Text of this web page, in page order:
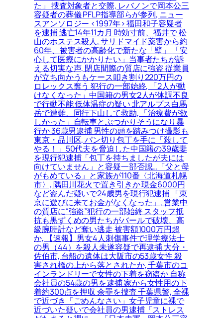
た」 捜査対象者と交際, レバノンで岡本公三
容疑者の葬儀 PFLP指導部らが参列, ニュー
スアンソロジー <1997年> 福田和子容疑者
を逮捕 逃亡14年11カ月 時効寸前、福井で 松
山のホステス殺人, サリドマイド薬害から約
60年、被害者の高齢化で新たな「壁」 「安
心して医療にかかりたい」当事者たちが訴
える切実な声, 閉店間際の質店に強盗 従業員
が立ち向かうもケース叩き割り220万円の
ロレックス奪う 犯行の一部始終, 「2人が動
けなくなった」中国籍の男女2人が体調不良
で行動不能 低体温症の疑い 北アルプス白馬
岳で遭難、同行下山して救助, 「治療費が欲
しかった」自転車とぶつかりそうになり暴
行か 36歳男逮捕 男性の頭を踏みつけ撮影も
東京・品川区, パン切り包丁を手に「殺して
やる！」50代夫を脅迫した中国籍の39歳妻
を現行犯逮捕「包丁を持ちましたが夫には
向けていません」と容疑一部否認…「父と母
がもめている」と家族が110番〈北海道札幌
市〉, 隅田川花火で置き引きか 現金6000円
など盗んだ疑いで24歳男を現行犯逮捕 「東
京に遊びに来てお金がなくなった」, 営業中
の質店に“強盗”犯行の一部始終 スタッフ抵
抗も黒ずくめの男たちがバールで破壊、高
級腕時計など奪い逃走 被害額1000万円超
か, 【速報】男女4人刺傷事件で理学療法士
の男（44）を殺人未遂容疑で再逮捕 大分・
佐伯市, 台船の遺体は大阪市の53歳女性 殺
害され橋の上から落とされたか, 千葉市のコ
インランドリーで女性の下着を窃盗か 自称
会社員の54歳の男を逮捕 家から女性用の下
着約300点を押収 余罪を捜査 千葉県警, 全裸
で近づき「ごめんなさい」女子児童に裸で
近づいた疑いで会社員の男逮捕「ストレス